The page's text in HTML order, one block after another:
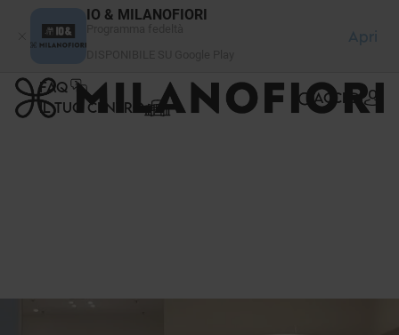
IO & MILANOFIORI
Apri
FAQ
IL TUO CENTRO
ACCEDI
Pannello di gestione dei cookies